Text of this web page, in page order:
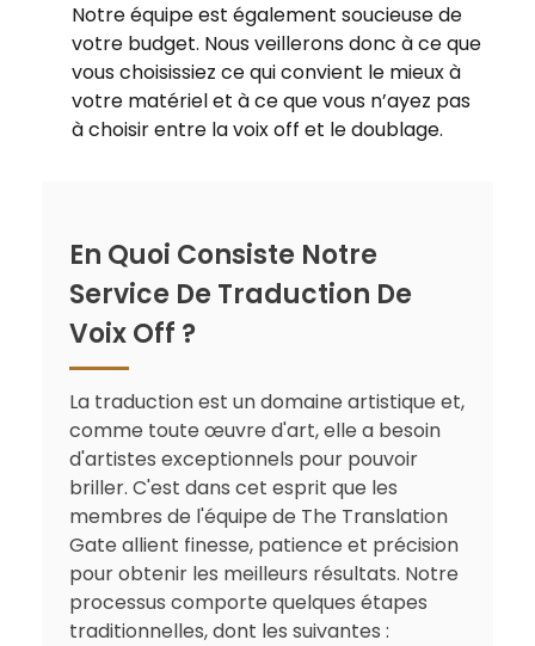
Notre équipe est également soucieuse de
votre budget. Nous veillerons donc à ce que
vous choisissiez ce qui convient le mieux à
votre matériel et à ce que vous n’ayez pas
à choisir entre la voix off et le doublage.
En Quoi Consiste Notre
Service De Traduction De
Voix Off ?
La traduction est un domaine artistique et,
comme toute œuvre d'art, elle a besoin
d'artistes exceptionnels pour pouvoir
briller. C'est dans cet esprit que les
membres de l'équipe de The Translation
Gate allient finesse, patience et précision
pour obtenir les meilleurs résultats. Notre
processus comporte quelques étapes
traditionnelles, dont les suivantes :